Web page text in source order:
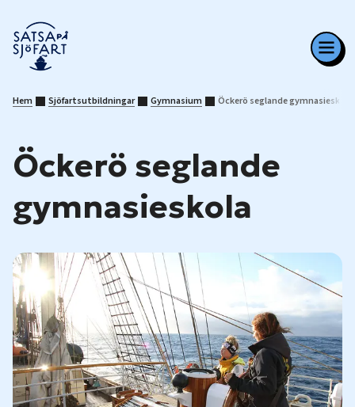
Hem Sjöfartsutbildningar Gymnasium Öckerö seglande gymnasieskola
Öckerö seglande
gymnasieskola